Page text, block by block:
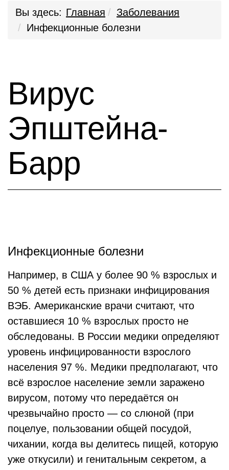
Вы здесь: Главная
Заболевания
Инфекционные болезни
Вирус
Эпштейна-
Барр
Инфекционные болезни
Например, в США у более 90 % взрослых и
50 % детей есть признаки инфицирования
ВЭБ. Американские врачи считают, что
оставшиеся 10 % взрослых просто не
обследованы. В России медики определяют
уровень инфицированности взрослого
населения 97 %. Медики предполагают, что
всё взрослое население земли заражено
вирусом, потому что передаётся он
чрезвычайно просто — со слюной (при
поцелуе, пользовании общей посудой,
чихании, когда вы делитесь пищей, которую
уже откусили) и генитальным секретом, а